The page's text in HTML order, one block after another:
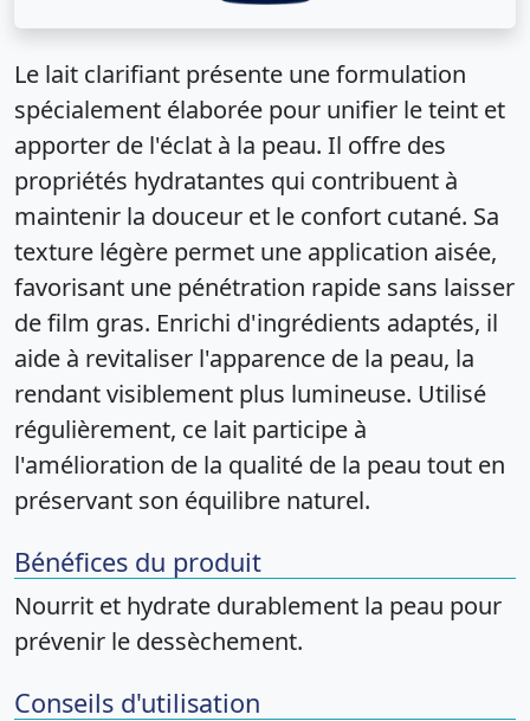
Le lait clarifiant présente une formulation
spécialement élaborée pour unifier le teint et
apporter de l'éclat à la peau. Il offre des
propriétés hydratantes qui contribuent à
maintenir la douceur et le confort cutané. Sa
texture légère permet une application aisée,
favorisant une pénétration rapide sans laisser
de film gras. Enrichi d'ingrédients adaptés, il
aide à revitaliser l'apparence de la peau, la
rendant visiblement plus lumineuse. Utilisé
régulièrement, ce lait participe à
l'amélioration de la qualité de la peau tout en
préservant son équilibre naturel.
Bénéfices du produit
Nourrit et hydrate durablement la peau pour
prévenir le dessèchement.
Conseils d'utilisation